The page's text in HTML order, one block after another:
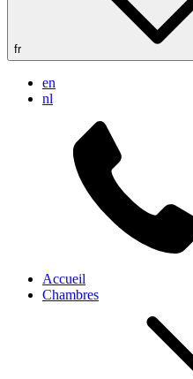
fr
en
nl
Accueil
Chambres